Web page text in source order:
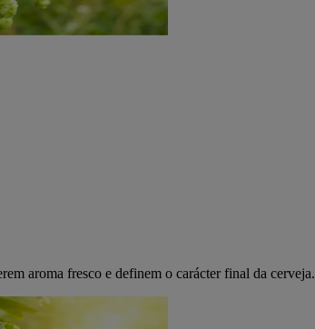
aroma fresco e definem o carácter final da cerveja.